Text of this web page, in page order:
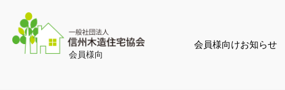
会員様向
会員様向けお知らせ